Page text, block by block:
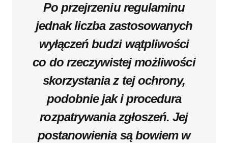
Po przejrzeniu regulaminu
jednak liczba zastosowanych
wyłączeń budzi wątpliwości
co do rzeczywistej możliwości
skorzystania z tej ochrony,
podobnie jak i procedura
rozpatrywania zgłoszeń. Jej
postanowienia są bowiem w